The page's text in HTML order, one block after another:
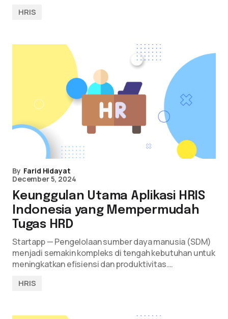
HRIS
By Farid Hidayat
December 5, 2024
Keunggulan Utama Aplikasi HRIS
Indonesia yang Mempermudah
Tugas HRD
Startapp — Pengelolaan sumber daya manusia (SDM)
menjadi semakin kompleks di tengah kebutuhan untuk
meningkatkan efisiensi dan produktivitas.…
HRIS